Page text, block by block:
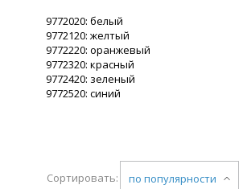
9772020: белый
9772120: желтый
9772220: оранжевый
9772320: красный
9772420: зеленый
9772520: синий
Сортировать: по популярности